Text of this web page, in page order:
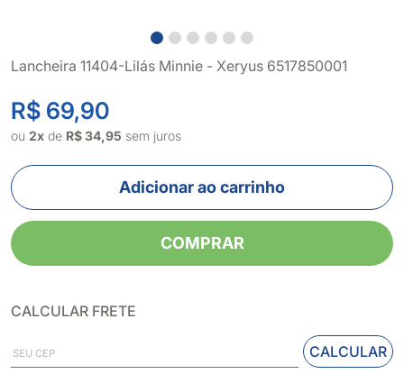
Lancheira 11404-Lilás Minnie - Xeryus 6517850001
R$ 69,90
ou 2x de R$ 34,95 sem juros
Adicionar ao carrinho
COMPRAR
CALCULAR FRETE
CALCULAR